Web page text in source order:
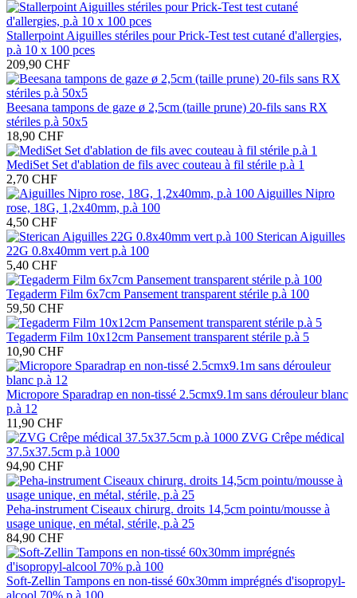
Stallerpoint Aiguilles stériles pour Prick-Test test cutané d'allergies,
p.à 10 x 100 pces
209,90 CHF
Beesana tampons de gaze ø 2,5cm (taille prune) 20-fils sans RX
stériles p.à 50x5
18,90 CHF
MediSet Set d'ablation de fils avec couteau à fil stérile p.à 1
2,70 CHF
Aiguilles Nipro
rose, 18G, 1,2x40mm, p.à 100
4,50 CHF
Sterican Aiguilles
22G 0.8x40mm vert p.à 100
5,40 CHF
Tegaderm Film 6x7cm Pansement transparent stérile p.à 100
59,50 CHF
Tegaderm Film 10x12cm Pansement transparent stérile p.à 5
10,90 CHF
Micropore Sparadrap en non-tissé 2.5cmx9.1m sans dérouleur blanc
p.à 12
11,90 CHF
ZVG Crêpe médical
37.5x37.5cm p.à 1000
94,90 CHF
Peha-instrument Ciseaux chirurg. droits 14,5cm pointu/mousse à
usage unique, en métal, stérile, p.à 25
84,90 CHF
Soft-Zellin Tampons en non-tissé 60x30mm imprégnés d'isopropyl-
alcool 70% p.à 100